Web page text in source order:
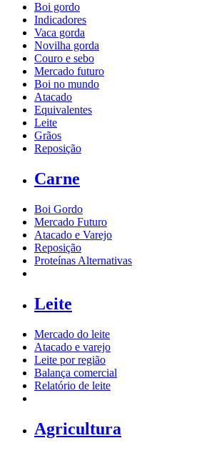
Boi gordo
Indicadores
Vaca gorda
Novilha gorda
Couro e sebo
Mercado futuro
Boi no mundo
Atacado
Equivalentes
Leite
Grãos
Reposição
Carne
Boi Gordo
Mercado Futuro
Atacado e Varejo
Reposição
Proteínas Alternativas
Leite
Mercado do leite
Atacado e varejo
Leite por região
Balança comercial
Relatório de leite
Agricultura